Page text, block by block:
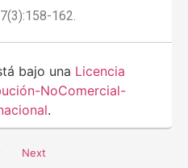
162.
bajo una Licencia
NoComercial-
.
Next